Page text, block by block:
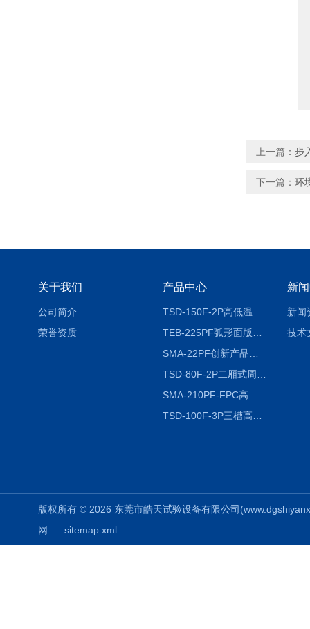
上一篇： 步
下一篇： 环
关于我们
公司简介
荣誉资质
产品中心 新
新闻
技术
版权所有 © 2026 东莞市皓天试验设备有限公司
网
sitemap.xml